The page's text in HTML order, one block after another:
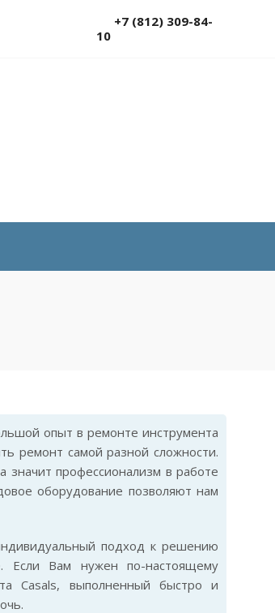
+7 (812) 309-84-
10
опыт в ремонте инструмента
ремонт самой разной сложности.
значит профессионализм в работе
оборудование позволяют нам
подход к решению
Если Вам нужен по-настоящему
Casals, выполненный быстро и